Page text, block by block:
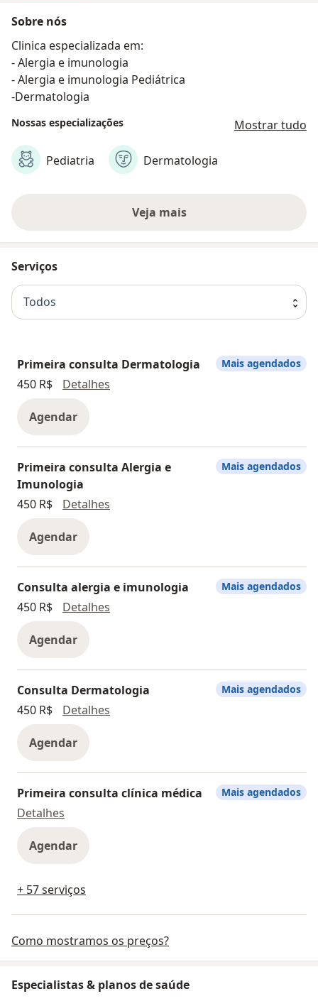
Sobre nós
Clinica especializada em:
- Alergia e imunologia
- Alergia e imunologia Pediátrica
-Dermatologia
Nossas especializações Mostrar tudo
Pediatria Dermatologia
Veja mais
Serviços
Todos
Primeira consulta Dermatologia
450 R$
Detalhes
Agendar
Mais agendados
Primeira consulta Alergia e
Imunologia
450 R$
Detalhes
Agendar
Mais agendados
Consulta alergia e imunologia
450 R$
Detalhes
Agendar
Mais agendados
Consulta Dermatologia
450 R$
Detalhes
Agendar
Mais agendados
Primeira consulta clínica médica
Detalhes
Agendar
Mais agendados
+ 57 serviços
Como mostramos os preços?
Especialistas & planos de saúde